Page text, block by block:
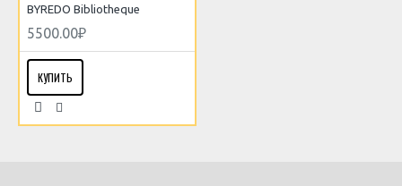
BYREDO Bibliotheque
5500.00₽
КУПИТЬ